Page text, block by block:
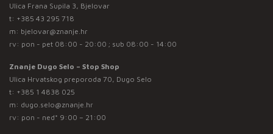
Ulica Frana Supila 3, Bjelovar
t: +385 43 295 718
m: bjelovar@znanje.hr
rv: pon - pet 08:00 - 20:00 ; sub 08:00 - 14:00
Znanje Dugo Selo – Stop Shop
Ulica Hrvatskog preporoda 70, Dugo Selo
t: +385 1 4838 025
m: dugo.selo@znanje.hr
rv: pon - ned* 9:00 – 21:00